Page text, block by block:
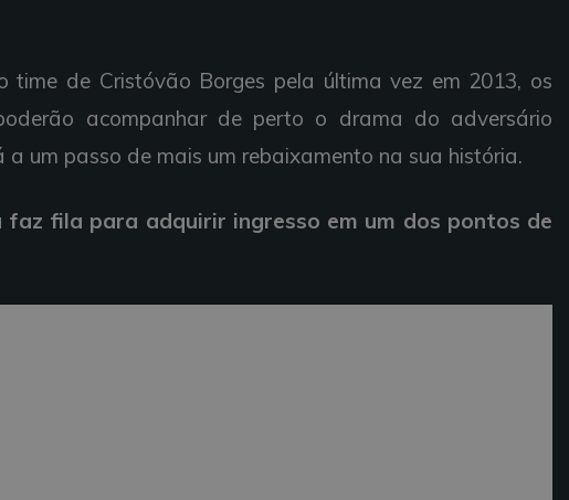
time de Cristóvão Borges pela última vez em 2013, os
acompanhar de perto o drama do adversário
a um passo de mais um rebaixamento na sua história.
faz fila para adquirir ingresso em um dos pontos de